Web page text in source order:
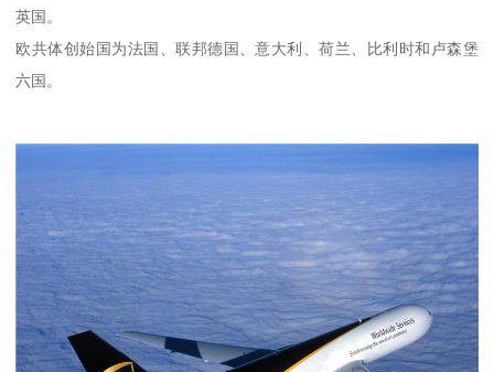
英国。
欧共体创始国为法国、联邦德国、意大利、荷兰、比利时和卢森堡
六国。